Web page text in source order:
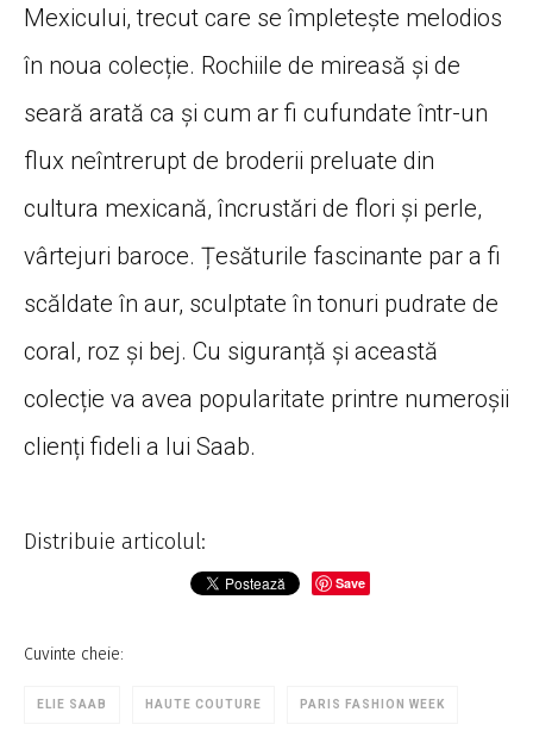
Mexicului, trecut care se împletește melodios
în noua colecție. Rochiile de mireasă și de
seară arată ca și cum ar fi cufundate într-un
flux neîntrerupt de broderii preluate din
cultura mexicană, încrustări de flori și perle,
vârtejuri baroce. Țesăturile fascinante par a fi
scăldate în aur, sculptate în tonuri pudrate de
coral, roz și bej. Cu siguranță și această
colecție va avea popularitate printre numeroșii
clienți fideli a lui Saab.
Distribuie articolul:
Save
Cuvinte cheie:
ELIE SAAB HAUTE COUTURE PARIS FASHION WEEK